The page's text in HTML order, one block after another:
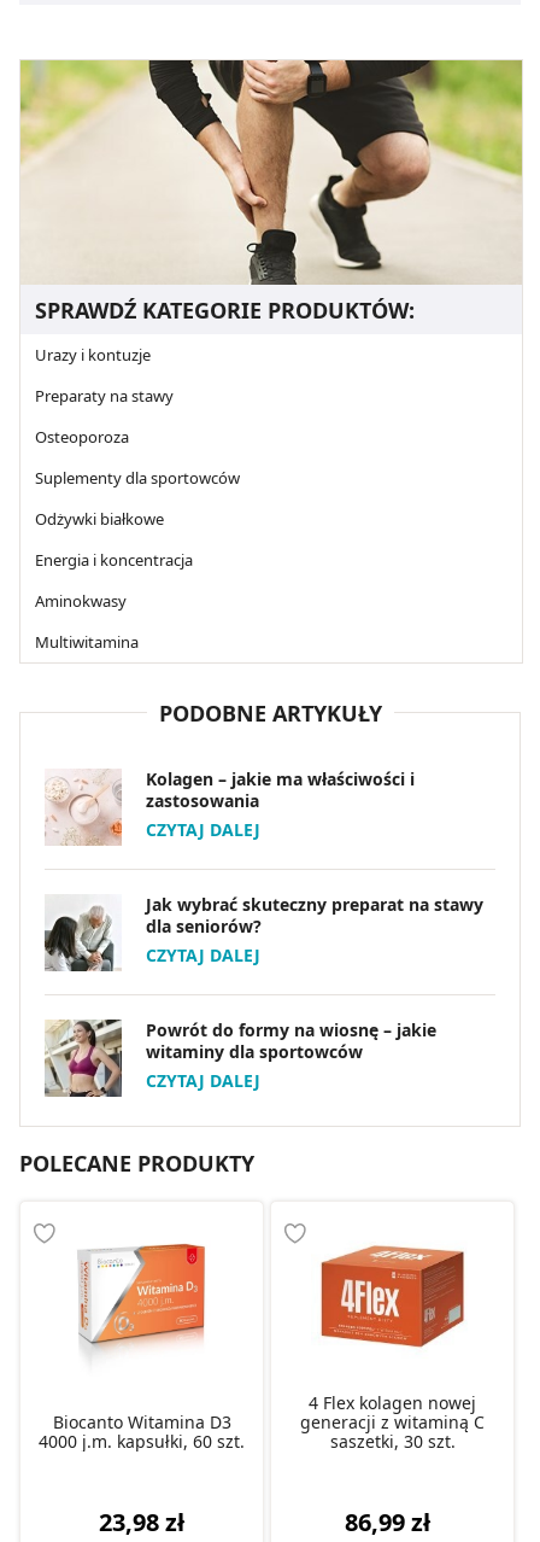
SPRAWDŹ KATEGORIE PRODUKTÓW:
Urazy i kontuzje
Preparaty na stawy
Osteoporoza
Suplementy dla sportowców
Odżywki białkowe
Energia i koncentracja
Aminokwasy
Multiwitamina
PODOBNE ARTYKUŁY
Kolagen – jakie ma właściwości i
zastosowania
CZYTAJ DALEJ
Jak wybrać skuteczny preparat na stawy
dla seniorów?
CZYTAJ DALEJ
Powrót do formy na wiosnę – jakie
witaminy dla sportowców
CZYTAJ DALEJ
POLECANE PRODUKTY
Biocanto Witamina D3
4000 j.m. kapsułki, 60 szt.
23,98 zł
4 Flex kolagen nowej
generacji z witaminą C
saszetki, 30 szt.
86,99 zł